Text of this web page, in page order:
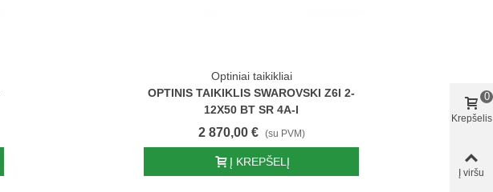
Optiniai taikikliai
OPTINIS TAIKIKLIS SWAROVSKI Z6I 2-
12X50 BT SR 4A-I
2 870,00 € (su PVM)
Į KREPŠELĮ
Krepšelis
0
Į viršu